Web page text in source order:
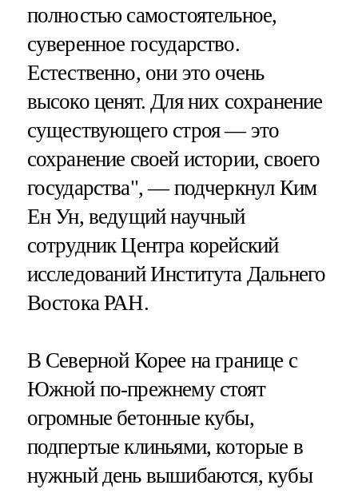
полностью самостоятельное,
суверенное государство.
Естественно, они это очень
высоко ценят. Для них сохранение
существующего строя — это
сохранение своей истории, своего
государства", — подчеркнул Ким
Ен Ун, ведущий научный
сотрудник Центра корейский
исследований Института Дальнего
Востока РАН.
В Северной Корее на границе с
Южной по-прежнему стоят
огромные бетонные кубы,
подпертые клиньями, которые в
нужный день вышибаются, кубы